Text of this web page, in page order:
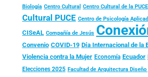
Biología Centro Cultural Centro Cultural de la PUCE
Cultural PUCE Centro de Psicología
CISeAL Compañía de Jesús
Convenio COVID-19 Día Internacional de la
Violencia contra la Mujer Economía Ecuador
Elecciones 2025 Facultad de Arquitectura